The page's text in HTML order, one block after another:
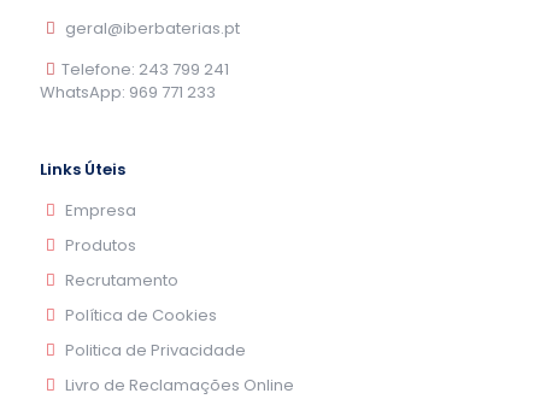
geral@iberbaterias.pt
Telefone: 243 799 241
WhatsApp: 969 771 233
Links Úteis
Empresa
Produtos
Recrutamento
Política de Cookies
Politica de Privacidade
Livro de Reclamações Online